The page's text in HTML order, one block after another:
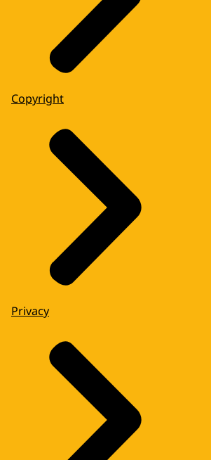
Copyright
Privacy